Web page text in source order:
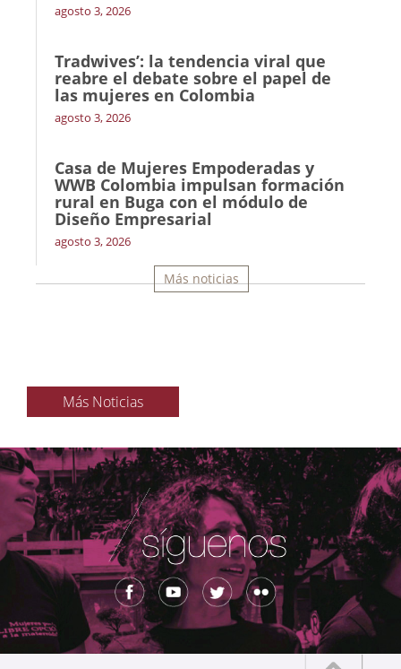
agosto 3, 2026
Tradwives’: la tendencia viral que
reabre el debate sobre el papel de
las mujeres en Colombia
agosto 3, 2026
Casa de Mujeres Empoderadas y
WWB Colombia impulsan formación
rural en Buga con el módulo de
Diseño Empresarial
agosto 3, 2026
Más noticias
Más Noticias